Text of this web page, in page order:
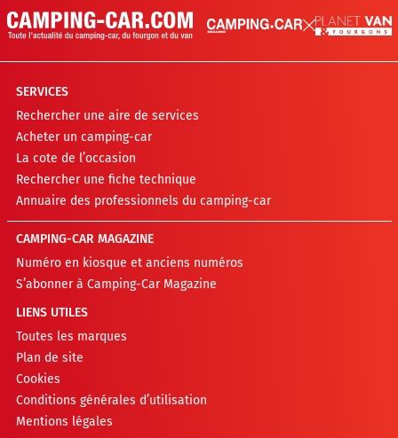
SERVICES
Rechercher une aire de services
Acheter un camping-car
La cote de l’occasion
Rechercher une fiche technique
Annuaire des professionnels du camping-car
CAMPING-CAR MAGAZINE
Numéro en kiosque et anciens numéros
S’abonner à Camping-Car Magazine
LIENS UTILES
Toutes les marques
Plan de site
Cookies
Conditions générales d’utilisation
Mentions légales